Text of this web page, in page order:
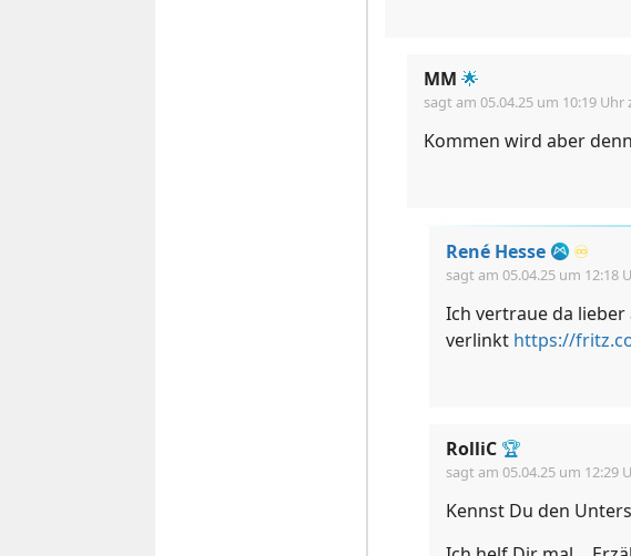
MM 🌟
sagt am 05.04.25 um 10:19 Uhr
Kommen wird aber
René Hesse ♾️
sagt am 05.04.25 um 12:18
Ich vertraue da lieber
verlinkt
RolliC 🏆
sagt am 05.04.25 um 12:29
Kennst Du den